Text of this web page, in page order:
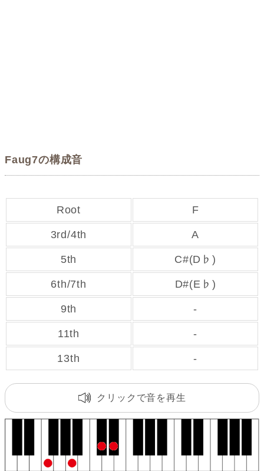
Faug7の構成音
Root F
3rd/4th A
5th C#(D♭)
6th/7th D#(E♭)
9th -
11th -
13th -
クリックで音を再生